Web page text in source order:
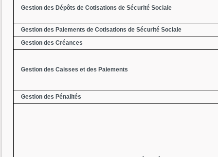
Gestion des Dépôts de Cotisations de Sécurité Sociale
Gestion des Paiements de Cotisations de Sécurité Sociale
Gestion des Créances
Gestion des Caisses et des Paiements
Gestion des Pénalités